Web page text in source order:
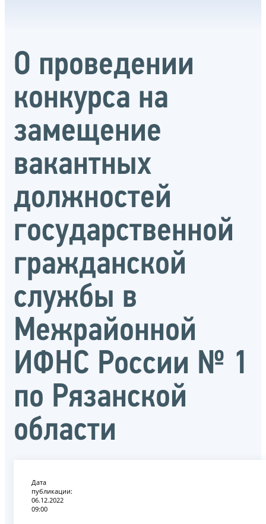
О проведении
конкурса на
замещение
вакантных
должностей
государственной
гражданской
службы в
Межрайонной
ИФНС России № 1
по Рязанской
области
Дата
публикации:
06.12.2022
09:00